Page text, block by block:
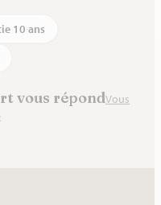
10 ans
vous répondVous